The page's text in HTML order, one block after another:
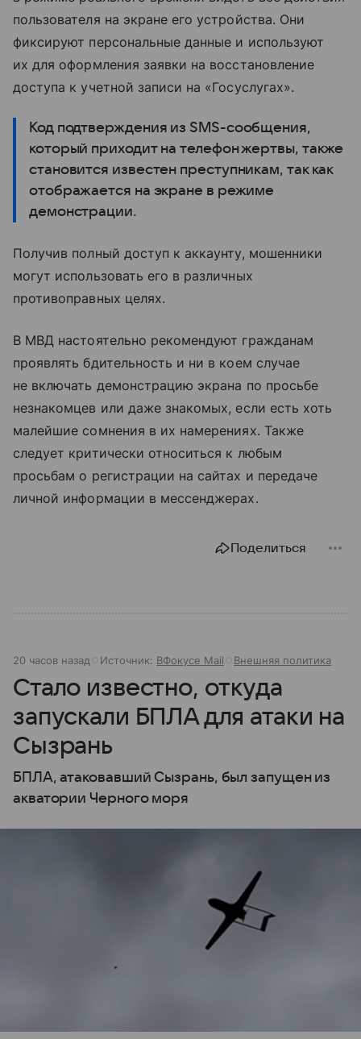
пользователя на экране его устройства. Они
фиксируют персональные данные и используют
их для оформления заявки на восстановление
доступа к учетной записи на «Госуслугах».
Код подтверждения из SMS-сообщения,
который приходит на телефон жертвы, также
становится известен преступникам, так как
отображается на экране в режиме
демонстрации.
Получив полный доступ к аккаунту, мошенники
могут использовать его в различных
противоправных целях.
В МВД настоятельно рекомендуют гражданам
проявлять бдительность и ни в коем случае
не включать демонстрацию экрана по просьбе
незнакомцев или даже знакомых, если есть хоть
малейшие сомнения в их намерениях. Также
следует критически относиться к любым
просьбам о регистрации на сайтах и передаче
личной информации в мессенджерах.
Поделиться
20 часов назад Источник: ВФокусе Mail Внешняя политика
Стало известно, откуда
запускали БПЛА для атаки на
Сызрань
БПЛА, атаковавший Сызрань, был запущен из
акватории Черного моря